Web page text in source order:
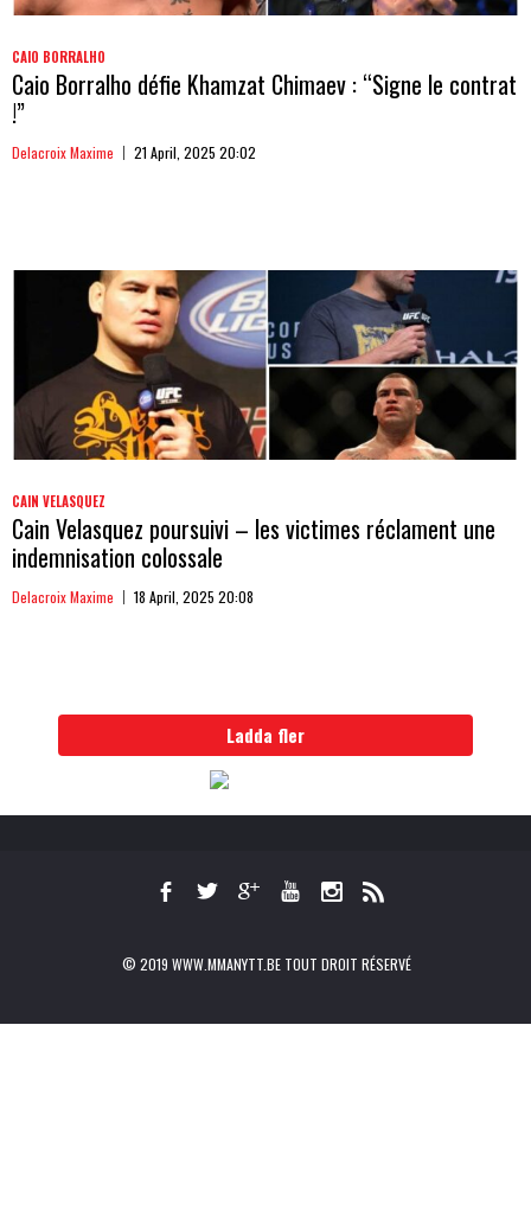
CAIO BORRALHO
Caio Borralho défie Khamzat Chimaev : “Signe le contrat
!”
Delacroix Maxime 21 April, 2025 20:02
CAIN VELASQUEZ
Cain Velasquez poursuivi – les victimes réclament une
indemnisation colossale
Delacroix Maxime 18 April, 2025 20:08
Ladda fler
© 2019 WWW.MMANYTT.BE TOUT DROIT RÉSERVÉ